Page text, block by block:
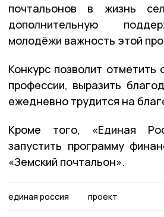
почтальонов в жизнь
дополнительную
молодёжи важность этой
Конкурс позволит отметить
профессии, выразить
ежедневно трудится на
Кроме того, «Единая
запустить программу
«Земский почтальон».
единая россия проект